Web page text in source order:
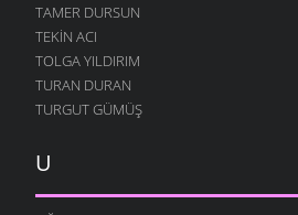
TAMER DURSUN
TEKIN ACI
TOLGA YILDIRIM
TURAN DURAN
TURGUT GÜMÜŞ
U